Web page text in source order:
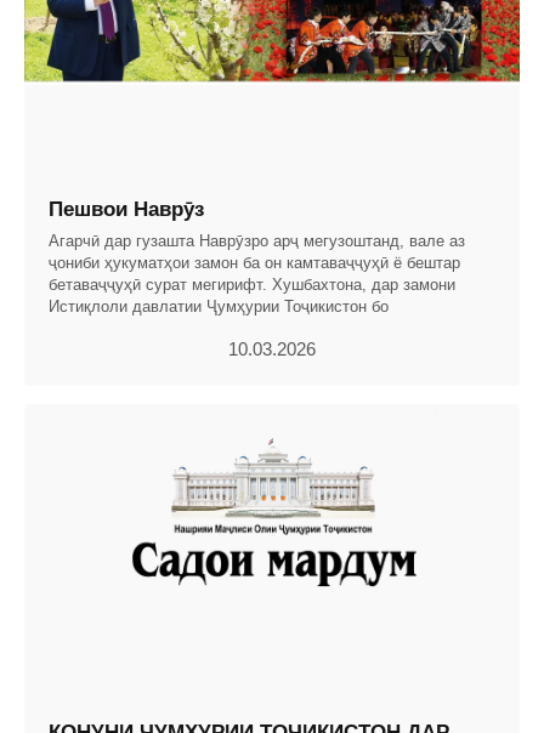
Пешвои Наврӯз
Агарчӣ дар гузашта Наврӯзро арҷ мегузоштанд, вале аз
ҷониби ҳукуматҳои замон ба он камтаваҷҷуҳӣ ё бештар
бетаваҷҷуҳӣ сурат мегирифт. Хушбахтона, дар замони
Истиқлоли давлатии Ҷумҳурии Тоҷикистон бо
10.03.2026